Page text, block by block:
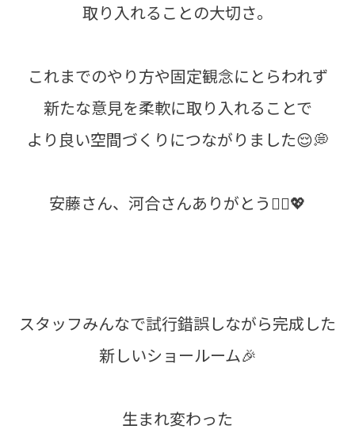
取り入れることの大切さ。
これまでのやり方や固定観念にとらわれず
新たな意見を柔軟に取り入れることで
より良い空間づくりにつながりました😌💭
安藤さん、河合さんありがとう🙂‍↕️💖
スタッフみんなで試行錯誤しながら完成した
新しいショールーム🎉
生まれ変わった